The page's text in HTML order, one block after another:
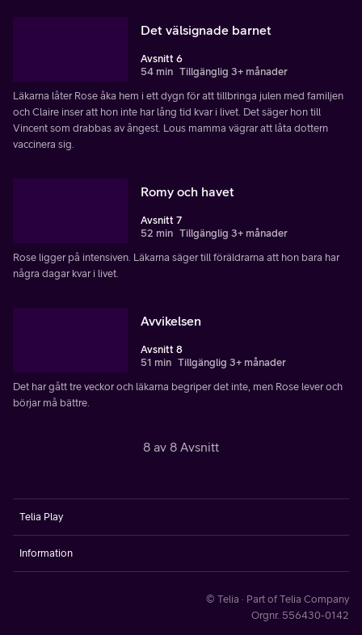
Det välsignade barnet
Avsnitt 6
54 min Tillgänglig 3+ månader
Läkarna låter Rose åka hem i ett dygn för att tillbringa julen med familjen
och Claire inser att hon inte har lång tid kvar i livet. Det säger hon till
Vincent som drabbas av ångest. Lous mamma vägrar att låta dottern
vaccinera sig.
Romy och havet
Avsnitt 7
52 min Tillgänglig 3+ månader
Rose ligger på intensiven. Läkarna säger till föräldrarna att hon bara har
några dagar kvar i livet.
Avvikelsen
Avsnitt 8
51 min Tillgänglig 3+ månader
Det har gått tre veckor och läkarna begriper det inte, men Rose lever och
börjar må bättre.
8 av 8 Avsnitt
Telia Play
Information
© Telia · Part of Telia Company
Orgnr. 556430-0142